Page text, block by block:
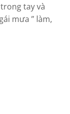
tay và
mưa ” làm,